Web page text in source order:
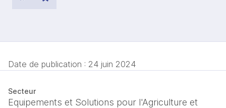
Date de publication : 24 juin 2024
Secteur
Equipements et Solutions pour l'Agriculture et